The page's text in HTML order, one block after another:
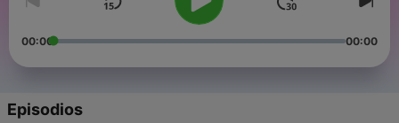
00:00 00:00
Episodios